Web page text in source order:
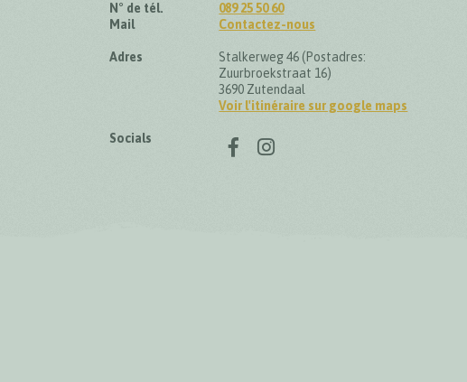
N° de tél.
089 25 50 60
Mail
Contactez-nous
Adres
Stalkerweg 46 (Postadres:
Zuurbroekstraat 16)
3690 Zutendaal
Voir l'itinéraire sur google maps
Socials Suivez-nous sur
FacebookInstagram